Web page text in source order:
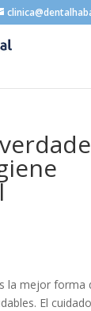
la mejor forma
El